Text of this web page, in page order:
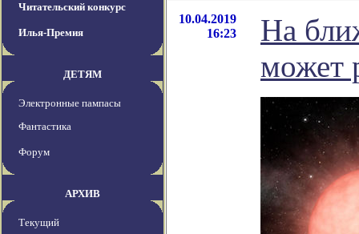
Читательский конкурс
Илья-Премия
ДЕТЯМ
Электронные пампасы
Фантастика
Форум
АРХИВ
Текущий
10.04.2019
16:23
На
может